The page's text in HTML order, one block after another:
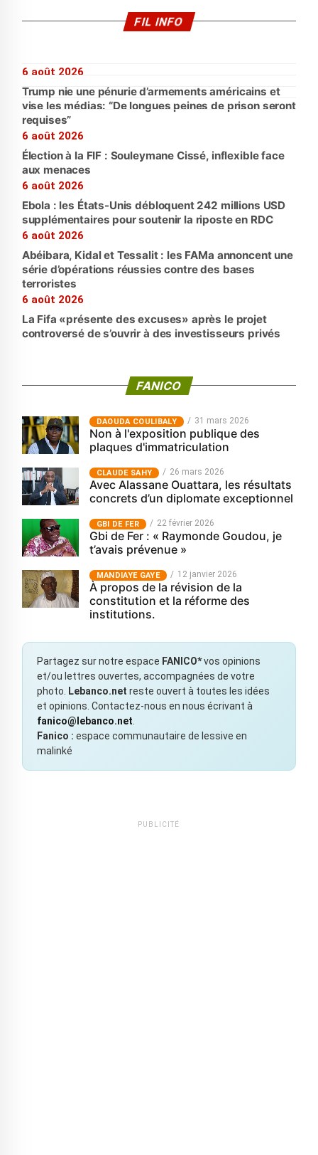
FIL INFO
6 août 2026
Trump nie une pénurie d’armements américains et
vise les médias: “De longues peines de prison seront
requises”
6 août 2026
Élection à la FIF : Souleymane Cissé, inflexible face
aux menaces
6 août 2026
Ebola : les États-Unis débloquent 242 millions USD
supplémentaires pour soutenir la riposte en RDC
6 août 2026
Abéibara, Kidal et Tessalit : les FAMa annoncent une
série d’opérations réussies contre des bases
terroristes
6 août 2026
La Fifa «présente des excuses» après le projet
controversé de s’ouvrir à des investisseurs privés
FANICO
‎DAOUDA COULIBALY 31 mars 2026
Non à l'exposition publique des
plaques d'immatriculation
CLAUDE SAHY 26 mars 2026
Avec Alassane Ouattara, les résultats
concrets d’un diplomate exceptionnel
GBI DE FER 22 février 2026
Gbi de Fer : « Raymonde Goudou, je
t’avais prévenue »
MANDIAYE GAYE 12 janvier 2026
À propos de la révision de la
constitution et la réforme des
institutions.
Partagez sur notre espace FANICO*vos opinions
et/ou lettres ouvertes, accompagnées de votre
photo.
Lebanco.net reste ouvert à toutes les idées
et opinions. Contactez-nous en nous écrivant à
fanico@lebanco.net
Fanico : espace communautaire de lessive en
malinké
PUBLICITÉ